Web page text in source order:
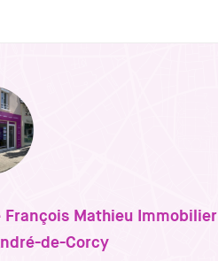
François Mathieu Immobilier
de-Corcy